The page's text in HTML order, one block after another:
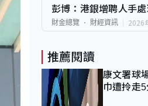
彭博：港銀增聘人手
財金總覽 財經資訊 2026
推薦閱讀
康文署球
巾遭拎走